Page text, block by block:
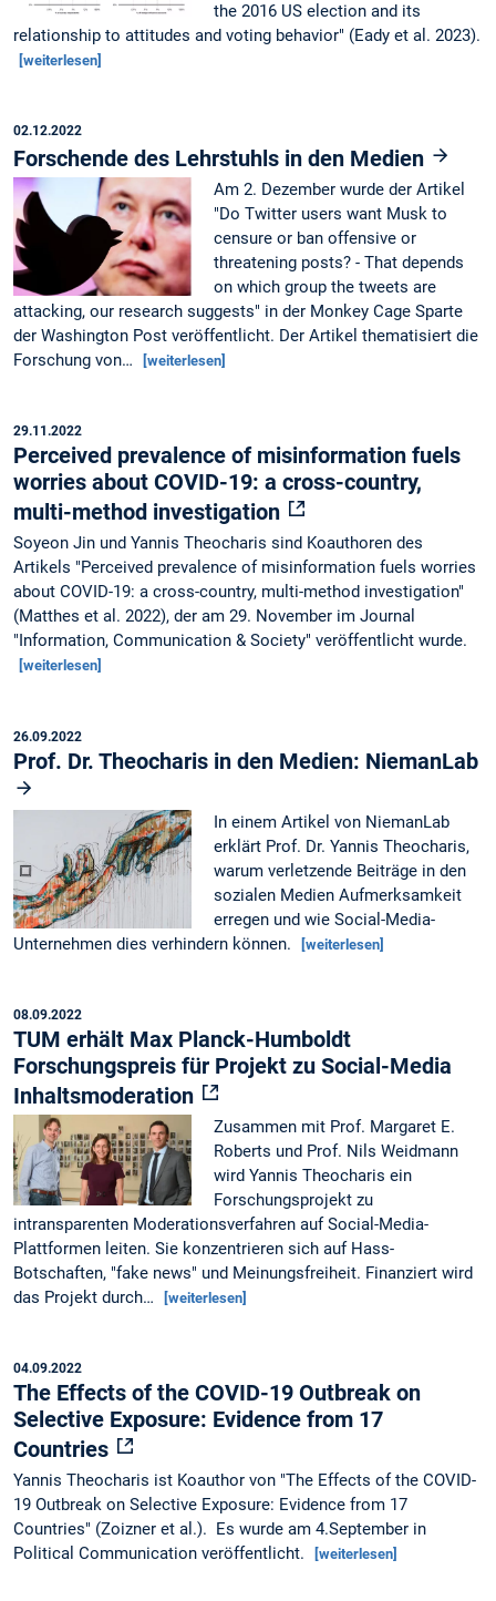
the 2016 US election and its
relationship to attitudes and voting behavior" (Eady et al. 2023).
[weiterlesen]
02.12.2022
Forschende des Lehrstuhls in den Medien
Am 2. Dezember wurde der Artikel
"Do Twitter users want Musk to
censure or ban offensive or
threatening posts? - That depends
on which group the tweets are
attacking, our research suggests" in der Monkey Cage Sparte
der Washington Post veröffentlicht. Der Artikel thematisiert die
Forschung von…
[weiterlesen]
29.11.2022
Perceived prevalence of misinformation fuels
worries about COVID-19: a cross-country,
multi-method investigation
Soyeon Jin und Yannis Theocharis sind Koauthoren des
Artikels "Perceived prevalence of misinformation fuels worries
about COVID-19: a cross-country, multi-method investigation"
(Matthes et al. 2022), der am 29. November im Journal
"Information, Communication & Society" veröffentlicht wurde.
[weiterlesen]
26.09.2022
Prof. Dr. Theocharis in den Medien: NiemanLab
In einem Artikel von NiemanLab
erklärt Prof. Dr. Yannis Theocharis,
warum verletzende Beiträge in den
sozialen Medien Aufmerksamkeit
erregen und wie Social-Media-
Unternehmen dies verhindern können.
[weiterlesen]
08.09.2022
TUM erhält Max Planck-Humboldt
Forschungspreis für Projekt zu Social-Media
Inhaltsmoderation
Zusammen mit Prof. Margaret E.
Roberts und Prof. Nils Weidmann
wird Yannis Theocharis ein
Forschungsprojekt zu
intransparenten Moderationsverfahren auf Social-Media-
Plattformen leiten. Sie konzentrieren sich auf Hass-
Botschaften, "fake news" und Meinungsfreiheit. Finanziert wird
das Projekt durch…
[weiterlesen]
04.09.2022
The Effects of the COVID-19 Outbreak on
Selective Exposure: Evidence from 17
Countries
Yannis Theocharis ist Koauthor von "The Effects of the COVID-
19 Outbreak on Selective Exposure: Evidence from 17
Countries" (Zoizner et al.). Es wurde am 4.September in
Political Communication veröffentlicht.
[weiterlesen]